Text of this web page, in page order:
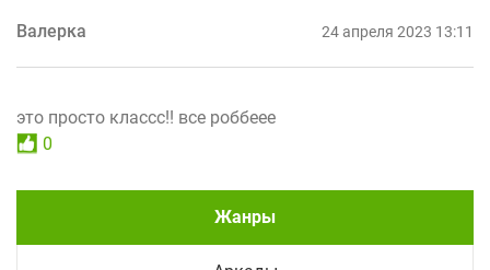
Валерка 24 апреля 2023 13:11
это просто классс!! все роббеее
0
Жанры